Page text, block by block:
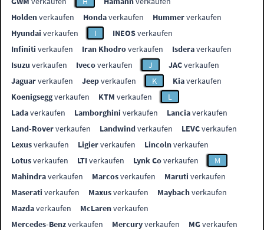
Holdenverkaufen Hondaverkaufen Hummerverkaufen
Hyundai verkaufen I INEOSverkaufen
Infiniti verkaufen Iran Khodroverkaufen Isderaverkaufen
Isuzu verkaufen Ivecoverkaufen J JACverkaufen
Jaguarverkaufen Jeepverkaufen K Kiaverkaufen
Koenigseggverkaufen KTM verkaufen
L
Ladaverkaufen Lamborghini verkaufen Lanciaverkaufen
Land-Roververkaufen Landwindverkaufen LEVCverkaufen
Lexusverkaufen Ligierverkaufen Lincolnverkaufen
Lotusverkaufen LTIverkaufen Lynk Coverkaufen
M
Mahindraverkaufen Marcosverkaufen Maruti verkaufen
Maserati verkaufen Maxusverkaufen Maybachverkaufen
Mazdaverkaufen McLarenverkaufen
Mercedes-Benzverkaufen Mercuryverkaufen MGverkaufen